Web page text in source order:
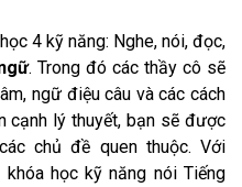
4 kỹ năng: Nghe, nói, đọc,
. Trong đó các thầy cô sẽ
ngữ điệu câu và các cách
cạnh lý thuyết, bạn sẽ được
chủ đề quen thuộc. Với
học kỹ năng nói Tiếng